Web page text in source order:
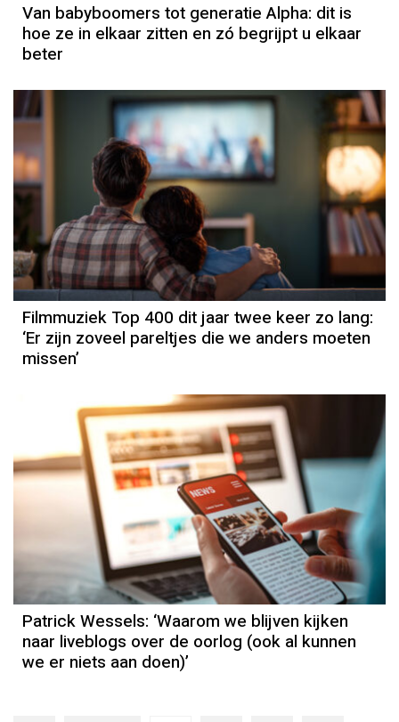
Van babyboomers tot generatie Alpha: dit is
hoe ze in elkaar zitten en zó begrijpt u elkaar
beter
Filmmuziek Top 400 dit jaar twee keer zo lang:
‘Er zijn zoveel pareltjes die we anders moeten
missen’
Column
Patrick Wessels
Patrick Wessels: ‘Waarom we blijven kijken
naar liveblogs over de oorlog (ook al kunnen
we er niets aan doen)’